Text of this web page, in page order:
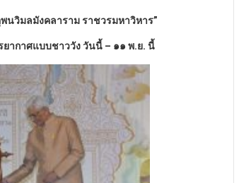
นวิมลมังคลาราม ราชวรมหาวิหาร”
ากาศแบบชาววัง วันนี้ – ๑๑ พ.ย. นี้